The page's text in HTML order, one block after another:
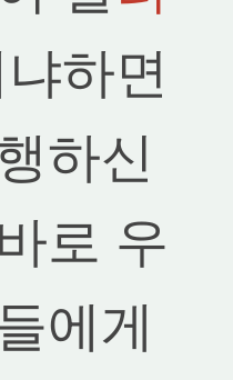
하면
하신
로 우
에게